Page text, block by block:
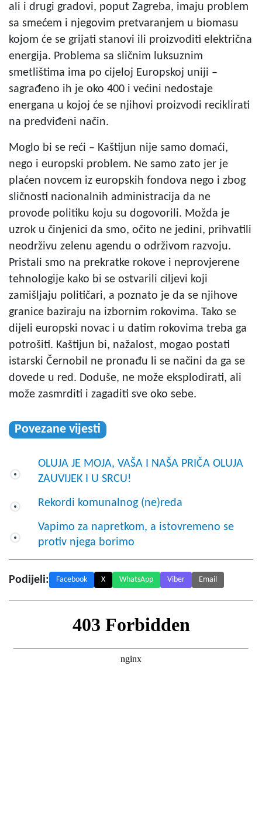
ali i drugi gradovi, poput Zagreba, imaju problem
sa smećem i njegovim pretvaranjem u biomasu
kojom će se grijati stanovi ili proizvoditi električna
energija. Problema sa sličnim luksuznim
smetlištima ima po cijeloj Europskoj uniji –
sagrađeno ih je oko 400 i većini nedostaje
energana u kojoj će se njihovi proizvodi reciklirati
na predviđeni način.
Moglo bi se reći – Kaštijun nije samo domaći,
nego i europski problem. Ne samo zato jer je
plaćen novcem iz europskih fondova nego i zbog
sličnosti nacionalnih administracija da ne
provode politiku koju su dogovorili. Možda je
uzrok u činjenici da smo, očito ne jedini, prihvatili
neodrživu zelenu agendu o održivom razvoju.
Pristali smo na prekratke rokove i neprovjerene
tehnologije kako bi se ostvarili ciljevi koji
zamišljaju političari, a poznato je da se njihove
granice baziraju na izbornim rokovima. Tako se
dijeli europski novac i u datim rokovima treba ga
potrošiti. Kaštijun bi, nažalost, mogao postati
istarski Černobil ne pronađu li se načini da ga se
dovede u red. Doduše, ne može eksplodirati, ali
može zasmrditi i zagaditi sve oko sebe.
Povezane vijesti
OLUJA JE MOJA, VAŠA I NAŠA PRIČA OLUJA
ZAUVIJEK I U SRCU!
Rekordi komunalnog (ne)reda
Vapimo za napretkom, a istovremeno se
protiv njega borimo
Podijeli: Facebook X WhatsApp Viber Email